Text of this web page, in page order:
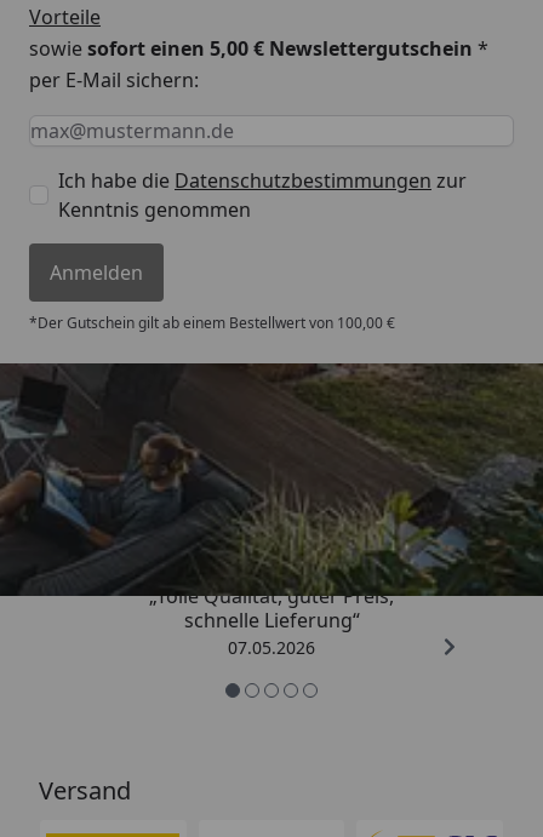
Vorteile
sowiesofort einen 5,00 € Newslettergutschein *
per E-Mail sichern:
Keine Eingabe erforderlich
Eingabe erforderlich
E-Mail *
Ich habe die Datenschutzbestimmungen zur
Kenntnis genommen
Anmelden
*Der Gutschein gilt ab einem Bestellwert von 100,00 €
Trusted Shops
4,67/ 5
„Tolle Qualität, guter Preis,
schnelle Lieferung“
07.05.2026
Versand